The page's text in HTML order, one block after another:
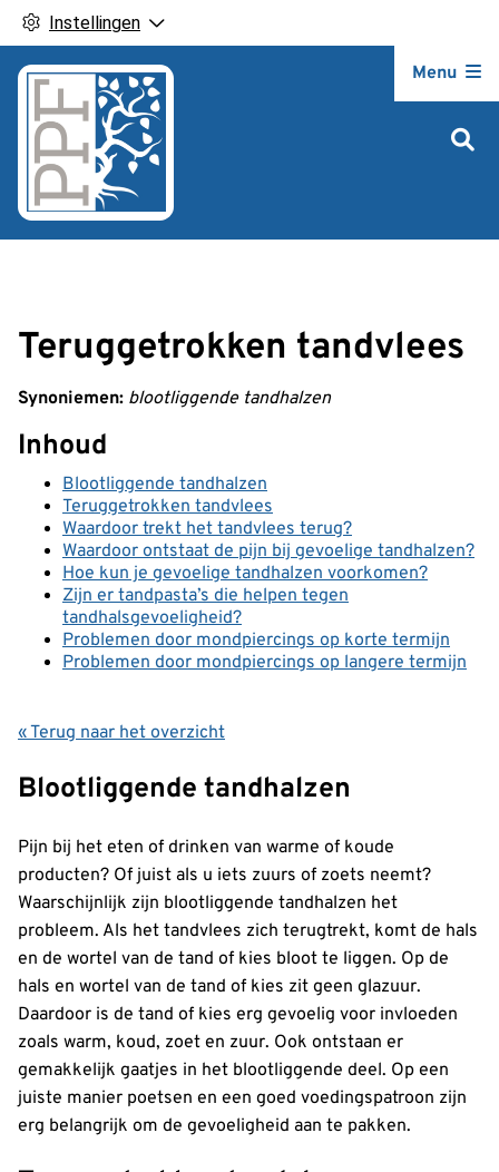
Instellingen
Menu
Teruggetrokken tandvlees
Synoniemen: blootliggende tandhalzen
Inhoud
Blootliggende tandhalzen
Teruggetrokken tandvlees
Waardoor trekt het tandvlees terug?
Waardoor ontstaat de pijn bij gevoelige tandhalzen?
Hoe kun je gevoelige tandhalzen voorkomen?
Zijn er tandpasta’s die helpen tegen
tandhalsgevoeligheid?
Problemen door mondpiercings op korte termijn
Problemen door mondpiercings op langere termijn
« Terug naar het overzicht
Blootliggende tandhalzen
Pijn bij het eten of drinken van warme of koude
producten? Of juist als u iets zuurs of zoets neemt?
Waarschijnlijk zijn blootliggende tandhalzen het
probleem. Als het tandvlees zich terugtrekt, komt de hals
en de wortel van de tand of kies bloot te liggen. Op de
hals en wortel van de tand of kies zit geen glazuur.
Daardoor is de tand of kies erg gevoelig voor invloeden
zoals warm, koud, zoet en zuur. Ook ontstaan er
gemakkelijk gaatjes in het blootliggende deel. Op een
juiste manier poetsen en een goed voedingspatroon zijn
erg belangrijk om de gevoeligheid aan te pakken.